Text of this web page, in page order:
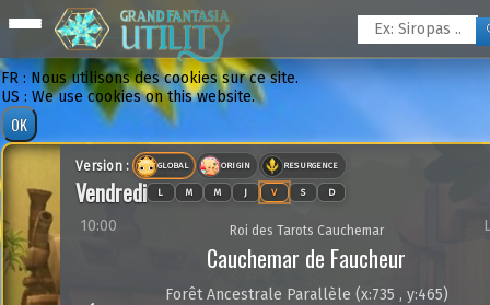
FR : Nous utilisons des cookies sur ce site.
US : We use cookies on this website.
Version : GLOBAL ORIGIN RESURGENCE
Vendredi L M M J V S D
Roi des Tarots Cauchemar
Cauchemar de Faucheur
10:00
Forêt Ancestrale Parallèle (x:735 , y:465)